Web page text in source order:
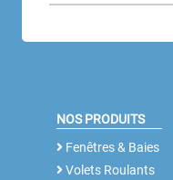
NOS PRODUITS
Fenêtres & Baies
Volets Roulants